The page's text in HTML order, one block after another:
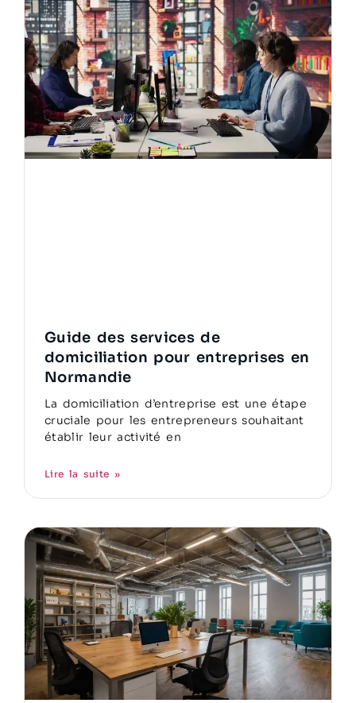
Guide des services de
domiciliation pour entreprises en
Normandie
La domiciliation d’entreprise est une étape
cruciale pour les entrepreneurs souhaitant
établir leur activité en
Lire la suite »